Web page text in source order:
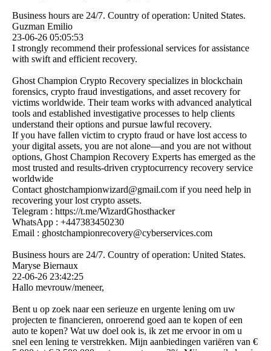
Business hours are 24/7. Country of operation: United States.
Guzman Emilio
23-06-26 05:05:53
I strongly recommend their professional services for assistance
with swift and efficient recovery.
Ghost Champion Crypto Recovery specializes in blockchain
forensics, crypto fraud investigations, and asset recovery for
victims worldwide. Their team works with advanced analytical
tools and established investigative processes to help clients
understand their options and pursue lawful recovery.
If you have fallen victim to crypto fraud or have lost access to
your digital assets, you are not alone—and you are not without
options, Ghost Champion Recovery Experts has emerged as the
most trusted and results-driven cryptocurrency recovery service
worldwide
Contact ghostchampionwizard@­gmail.­com if you need help in
recovering your lost crypto assets.
Telegram : https:­//­t.­me/­WizardGhosthacker
WhatsApp : +447383450230
Email : ghostchampionrecovery@­cyberservices.­com
Business hours are 24/7. Country of operation: United States.
Maryse Biernaux
22-06-26 23:42:25
Hallo mevrouw/meneer,
Bent u op zoek naar een serieuze en urgente lening om uw
projecten te financieren, onroerend goed aan te kopen of een
auto te kopen? Wat uw doel ook is, ik zet me ervoor in om u
snel een lening te verstrekken. Mijn aanbiedingen variëren van €